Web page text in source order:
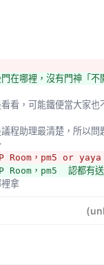
在哪裡，沒有門神「
看看，可能鐵便當大家也
議程助理最清楚，所以
Room，pm5 or
，pm5  認都有送
裡拿